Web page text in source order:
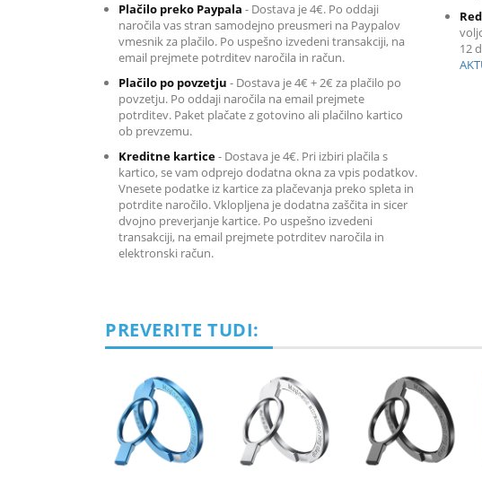
Plačilo preko Paypala - Dostava je 4€. Po oddaji
naročila vas stran samodejno preusmeri na Paypalov
vmesnik za plačilo. Po uspešno izvedeni transakciji, na
email prejmete potrditev naročila in račun.
Plačilo po povzetju - Dostava je 4€ + 2€ za plačilo po
povzetju. Po oddaji naročila na email prejmete
potrditev. Paket plačate z gotovino ali plačilno kartico
ob prevzemu.
Kreditne kartice- Dostava je 4€. Pri izbiri plačila s
kartico, se vam odprejo dodatna okna za vpis podatkov.
Vnesete podatke iz kartice za plačevanja preko spleta in
potrdite naročilo. Vklopljena je dodatna zaščita in sicer
dvojno preverjanje kartice. Po uspešno izvedeni
transakciji, na email prejmete potrditev naročila in
elektronski račun.
12
PREVERITE TUDI: